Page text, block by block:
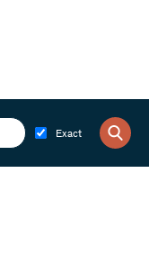
Exact